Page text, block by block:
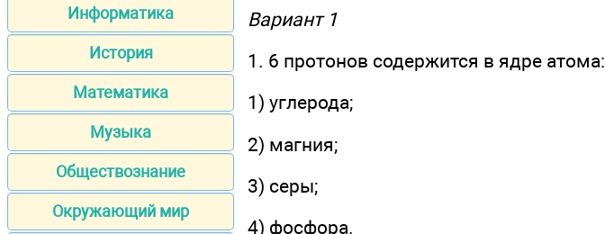
Информатика
История
Математика
Музыка
Обществознание
Окружающий мир
Вариант 1
1. 6 протонов содержится в ядре атома:
1) углерода;
2) магния;
3) серы;
4) фосфора.